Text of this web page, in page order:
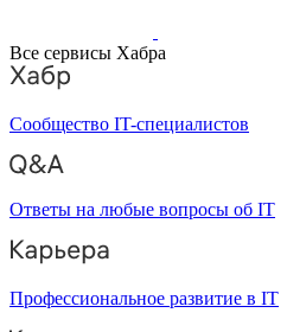
Все сервисы Хабра
Сообщество IT-специалистов
Ответы на любые вопросы об IT
Профессиональное развитие в IT